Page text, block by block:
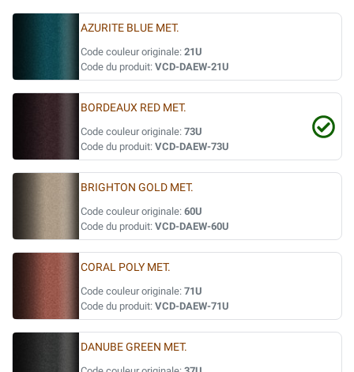
AZURITE BLUE MET.
Code couleur originale: 21U
Code du produit: VCD-DAEW-21U
BORDEAUX RED MET.
Code couleur originale: 73U
Code du produit: VCD-DAEW-73U
BRIGHTON GOLD MET.
Code couleur originale: 60U
Code du produit: VCD-DAEW-60U
CORAL POLY MET.
Code couleur originale: 71U
Code du produit: VCD-DAEW-71U
DANUBE GREEN MET.